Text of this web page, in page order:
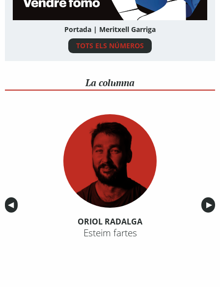
Portada | Meritxell Garriga
TOTS ELS NÚMEROS
La columna
Anterior
◀︎ ▶︎
ORIOL RADALGA
Esteim fartes